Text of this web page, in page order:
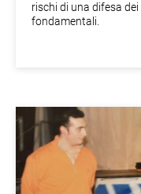
rischi di una difesa
fondamentali.